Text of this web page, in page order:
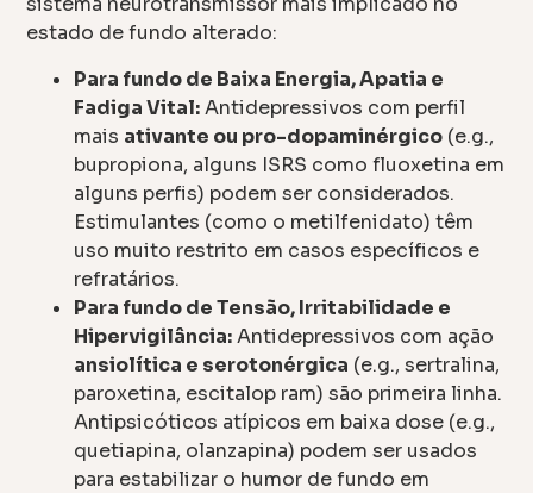
estado de fundo alterado:
Para fundo de Baixa Energia, Apatia e
Fadiga Vital:Antidepressivos com perfil
mais ativante ou pro-dopaminérgico (e.g.,
bupropiona, alguns ISRS como fluoxetina em
alguns perfis) podem ser considerados.
Estimulantes (como o metilfenidato) têm
uso muito restrito em casos específicos e
refratários.
Para fundo de Tensão, Irritabilidade e
Hipervigilância:Antidepressivos com ação
ansiolítica e serotonérgica (e.g., sertralina,
paroxetina, escitalop ram) são primeira linha.
Antipsicóticos atípicos em baixa dose (e.g.,
quetiapina, olanzapina) podem ser usados
para estabilizar o humor de fundo em